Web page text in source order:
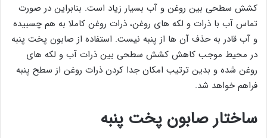
کشش سطحی بین روغن و آب بسیار زیاد است. بنابراین در صورت
تماس آب با ذرات و لکه های روغن، ذرات روغن کاملا به هم چسبیده
و آب قادر به حذف آن ها از پنبه نیست. استفاده از صابون پخت پنبه
در محیط موجب کاهش کشش سطحی بین ذرات آب و لکه های
روغن شده و بدین ترتیب امکان جدا کردن ذرات روغن از سطح پنبه
فراهم خواهد شد.
ساختار صابون پخت پنبه